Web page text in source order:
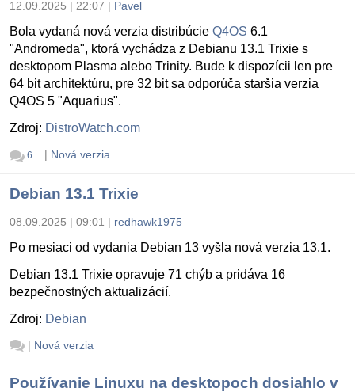
12.09.2025 | 22:07 | Pavel
Bola vydaná nová verzia distribúcie Q4OS 6.1
"Andromeda", ktorá vychádza z Debianu 13.1 Trixie s
desktopom Plasma alebo Trinity. Bude k dispozícii len pre
64 bit architektúru, pre 32 bit sa odporúča staršia verzia
Q4OS 5 "Aquarius".
Zdroj: DistroWatch.com
6 | Nová verzia
Debian 13.1 Trixie
08.09.2025 | 09:01 | redhawk1975
Po mesiaci od vydania Debian 13 vyšla nová verzia 13.1.
Debian 13.1 Trixie opravuje 71 chýb a pridáva 16
bezpečnostných aktualizácií.
Zdroj: Debian
| Nová verzia
Používanie Linuxu na desktopoch dosiahlo v